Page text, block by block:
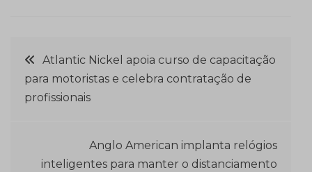
Navegação
de
Atlantic Nickel apoia curso de capacitação
para motoristas e celebra contratação de
profissionais
Anglo American implanta relógios
inteligentes para manter o distanciamento